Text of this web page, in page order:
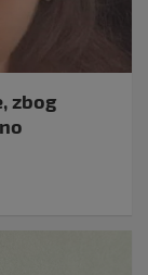
zbog